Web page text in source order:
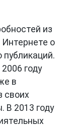
из
о
году
в
своих
2013 году